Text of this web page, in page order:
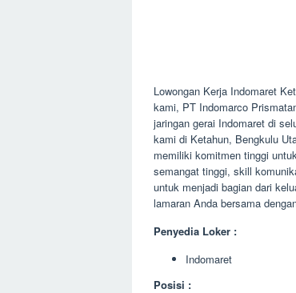
Lowongan Kerja Indomaret
kami, PT Indomarco
jaringan gerai Indomaret di
kami di Ketahun, Bengkulu
memiliki komitmen tinggi
semangat tinggi, skill
untuk menjadi bagian dari
lamaran Anda bersama
Penyedia Loker :
Indomaret
Posisi :